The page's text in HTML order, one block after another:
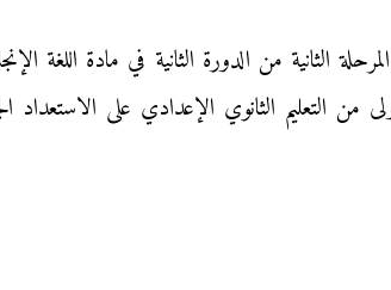
من التعليم الثانوي الإعدادي على